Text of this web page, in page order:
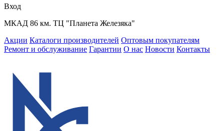
Вход
МКАД 86 км. ТЦ "Планета Железяка"
Акции Каталоги производителей Оптовым покупателям
Ремонт и обслуживание Гарантии О нас Новости Контакты